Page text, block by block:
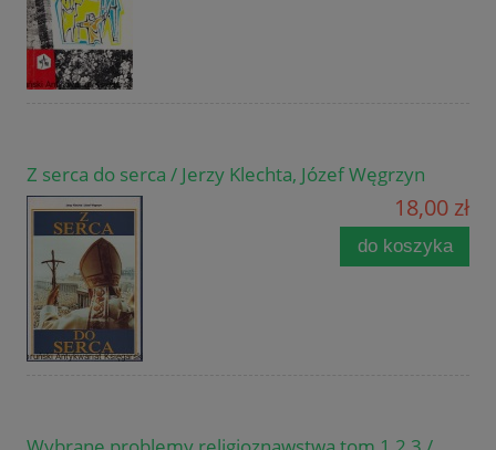
Z serca do serca / Jerzy Klechta, Józef Węgrzyn
18,00 zł
do koszyka